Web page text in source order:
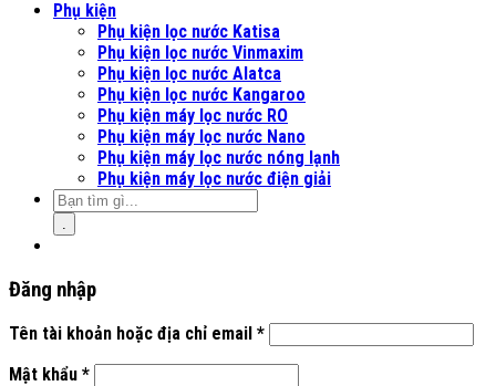
Phụ kiện
Phụ kiện lọc nước Katisa
Phụ kiện lọc nước Vinmaxim
Phụ kiện lọc nước Alatca
Phụ kiện lọc nước Kangaroo
Phụ kiện máy lọc nước RO
Phụ kiện máy lọc nước Nano
Phụ kiện máy lọc nước nóng lạnh
Phụ kiện máy lọc nước điện giải
.
Đăng nhập
Tên tài khoản hoặc địa chỉ email *
Mật khẩu *